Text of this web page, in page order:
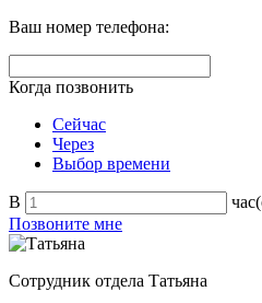
Ваш номер телефона:
Когда позвонить
Сейчас
Через
Выбор времени
В
Позвоните мне
Сотрудник отдела Татьяна